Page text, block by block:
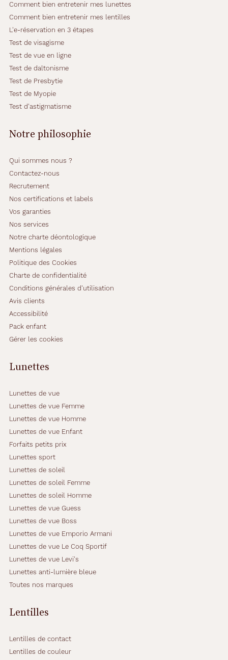
e
n
l
l
e
e
c
t
c
s
o
u
p
e
s
,
y
o
m
p
r
s
l
s
l
n
t
l
l
e
s
n
s
i
l
c
o
n
e
h
y
r
o
e
l
Comment bien entretenir mes lunettes
Comment bien entretenir mes lentilles
L'e-réservation en 3 étapes
Test de visagisme
Test de vue en ligne
Test de daltonisme
Test de Presbytie
Test de Myopie
Test d'astigmatisme
Notre philosophie
Qui sommes nous ?
Contactez-nous
Recrutement
Nos certifications et labels
Vos garanties
Nos services
Notre charte déontologique
Mentions légales
Politique des Cookies
Charte de confidentialité
Conditions générales d'utilisation
Avis clients
Accessibilité
Pack enfant
Gérer les cookies
Lunettes
Lunettes de vue
Lunettes de vue Femme
Lunettes de vue Homme
Lunettes de vue Enfant
Forfaits petits prix
Lunettes sport
Lunettes de soleil
Lunettes de soleil Femme
Lunettes de soleil Homme
Lunettes de vue Guess
Lunettes de vue Boss
Lunettes de vue Emporio Armani
Lunettes de vue Le Coq Sportif
Lunettes de vue Levi's
Lunettes anti-lumière bleue
Toutes nos marques
Lentilles
Lentilles de contact
Lentilles de couleur